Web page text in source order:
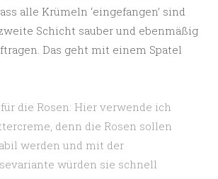
alle Krümeln ‘eingefangen’ sind
Schicht sauber und ebenmäßig
Das geht mit einem Spatel
die Rosen: Hier verwende ich
denn die Rosen sollen
werden und mit der
würden sie schnell